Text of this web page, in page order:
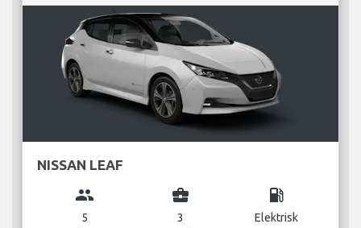
NISSAN LEAF
group
5
business_center
3
local_gas_station
Elektrisk